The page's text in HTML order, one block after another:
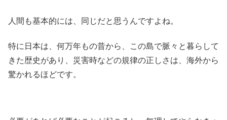
人間も基本的には、同じだと思うんですよね。
特に日本は、何万年もの昔から、この島で脈々と暮らして
きた歴史があり、災害時などの規律の正しさは、海外から
驚かれるほどです。